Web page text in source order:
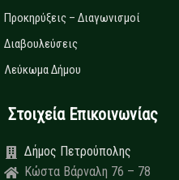
Προκηρύξεις – Διαγωνισμοί
Διαβουλεύσεις
Λεύκωμα Δήμου
Στοιχεία Επικοινωνίας
Δήμος Πετρούπολης
Κώστα Βάρναλη 76 – 78